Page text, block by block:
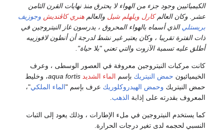
الكيميائيين وجود جزء من الهواء لا يحترق منذ نهايات القرن الثامن
عشر. وكان العالمكارل ويلهلم شيل والعالم هنري كاڤنديش وجوزيف
بريستلي الذي أسماه بالهواء المحروق ، يدرسون غاز النيتروجين في
ذات الفترة تقريبا ، وكان يعتبر غير نشط لدرجة أن أنطون لافوزييه
أطلق عليه تسمية الآزوت والتي تعني "بلا حياة".
كانت مركبات النيتروجين معروفة في العصور الوسطى ، وعرف
الخيميائيون حمض النيتريك بإسم الماء الشديد aqua fortis، وخليط
حمض النيتريك وحمض الهيدروكلوريك عرف بإسم "الماء الملكي"،
المعروف بقدرته على إذابة الذهب
كما يستخدم النيتروجين في ملء الإطارات ، وذلك يعود إلى الثبات
النسبي لحجمه لدى تغير درجات الحرارة.